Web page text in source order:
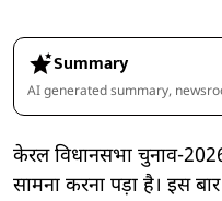
Summary
AI generated summary,
केरल विधानसभा चुनाव-
सामना करना पड़ा है। इस